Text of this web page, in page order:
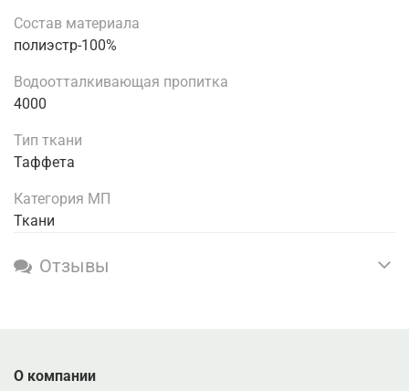
Состав материала
полиэстр-100%
Водоотталкивающая пропитка
4000
Тип ткани
Таффета
Категория МП
Ткани
Отзывы
О компании